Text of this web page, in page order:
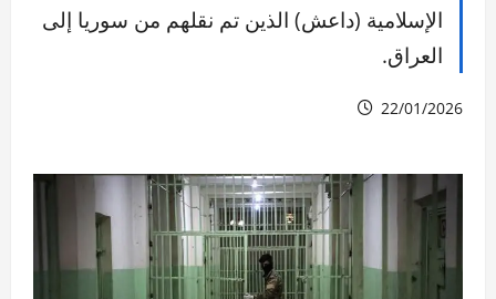
الإسلامية (داعش) الذين تم نقلهم من سوريا إلى
العراق.
22/01/2026